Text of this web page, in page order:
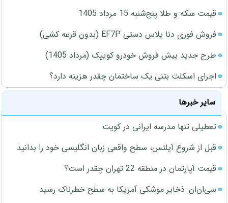
قیمت سکه و طلا پنج‌شنبه 15 مرداد 1405
فروش فوری دنا پلاس دستی EF7P (بدون قرعه کشی)
طرح جدید پیش فروش خودرو کوییک (مرداد 1405)
اجرای اسکلت بتنی یک ساختمان چقدر هزینه دارد؟
سایر خبرها
تعطیلی تنها مدرسه ایرانی در کویت
قبل از شروع آیلتس، سطح واقعی زبان انگلیسی خود را بدانید
قیمت آپارتمان در منطقه 22 تهران چقدر است؟
سی‌ان‌ان: ذخایر موشکی آمریکا به سطح خطرناک رسید